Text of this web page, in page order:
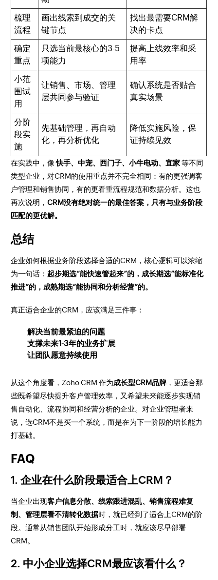
梳理
流程
画出线索到成交的关
键节点
找出最需要CRM解
决的卡点
确定
重点
只选当前最核心的3-5
项能力
提高上线效率和采
用率
小范
围试
用
让销售、市场、管理
层共同参与验证
确认系统是否贴合
真实场景
分阶
段实
施
先基础管理，再自动
化，再分析优化
降低实施风险，保
证持续见效
在实践中，像快手、中宠、西门子、小牛电动、宜家等不同
类型企业，对CRM的使用重点并不完全相同：有的更强调客
户管理和销售协同，有的更看重流程规范和数据分析。这也
再次说明，CRM没有绝对统一的最佳答案，只有与业务阶段
匹配的更优解。
总结
企业如何根据业务阶段选择合适的CRM，核心逻辑可以浓缩
为一句话： 起步期选“能快速管起来”的，成长期选“能标准化
推进”的，成熟期选“能协同和分析经营”的。
真正适合企业的CRM，应该满足三件事：
解决当前最紧迫的问题
支撑未来1-3年的业务扩展
让团队愿意持续使用
从这个角度看，Zoho CRM 作为成长型CRM品牌 ，更适合那
些既希望尽快提升客户管理效率，又希望未来能逐步实现销
售自动化、流程协同和经营分析的企业。对企业管理者来
说，选CRM不是买一个系统，而是在为下一阶段的增长能力
打基础。
FAQ
1. 企业在什么阶段最适合上CRM？
当企业出现客户信息分散、线索跟进混乱、销售流程难复
制、管理层看不清转化数据时，就已经到了适合上CRM的阶
段。通常从销售团队开始形成分工时，就应该尽早部署
CRM。
2. 中小企业选择CRM最应该看什么？